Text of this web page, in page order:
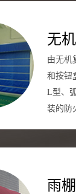
无
由无机
和按钮
L型、
装的防
雨